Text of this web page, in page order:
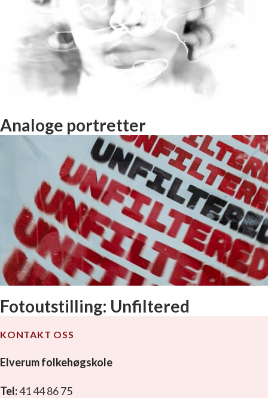
Analoge portretter
Fotoutstilling: Unfiltered
KONTAKT OSS
Elverum folkehøgskole
Tel:41 44 86 75